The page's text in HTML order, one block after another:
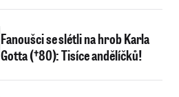
Fanoušci se slétli na hrob Karla
Gotta (†80): Tisíce andělíčků!